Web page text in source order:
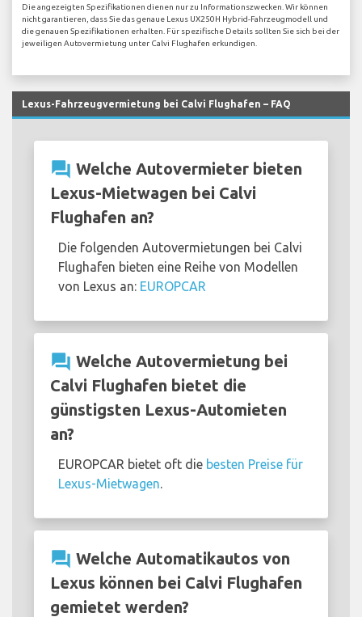
Die angezeigten Spezifikationen dienen nur zu Informationszwecken. Wir können
nicht garantieren, dass Sie das genaue Lexus UX250H Hybrid-Fahrzeugmodell und
die genauen Spezifikationen erhalten. Für spezifische Details sollten Sie sich bei der
jeweiligen Autovermietung unter Calvi Flughafen erkundigen.
Lexus-Fahrzeugvermietung bei Calvi Flughafen – FAQ
question_answer Welche Autovermieter bieten
Lexus-Mietwagen bei Calvi
Flughafen an?
Die folgenden Autovermietungen bei Calvi
Flughafen bieten eine Reihe von Modellen
von Lexus an: EUROPCAR
question_answer Welche Autovermietung bei
Calvi Flughafen bietet die
günstigsten Lexus-Automieten
an?
EUROPCAR bietet oft die besten Preise für
Lexus-Mietwagen
question_answer Welche Automatikautos von
Lexus können bei Calvi Flughafen
gemietet werden?